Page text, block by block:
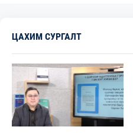
ЦАХИМ СУРГАЛТ